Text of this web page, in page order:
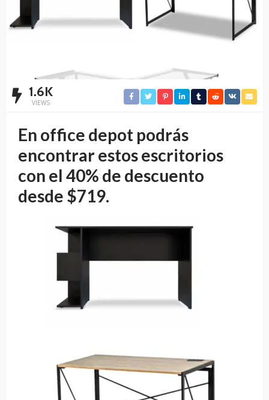
1.6K
VIEWS
En office depot podrás
encontrar estos escritorios
con el 40% de descuento
desde $719.